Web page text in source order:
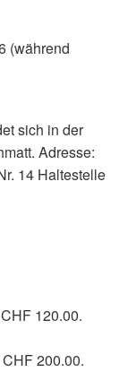
(während
sich in der
Adresse:
14 Haltestelle
120.00.
200.00.